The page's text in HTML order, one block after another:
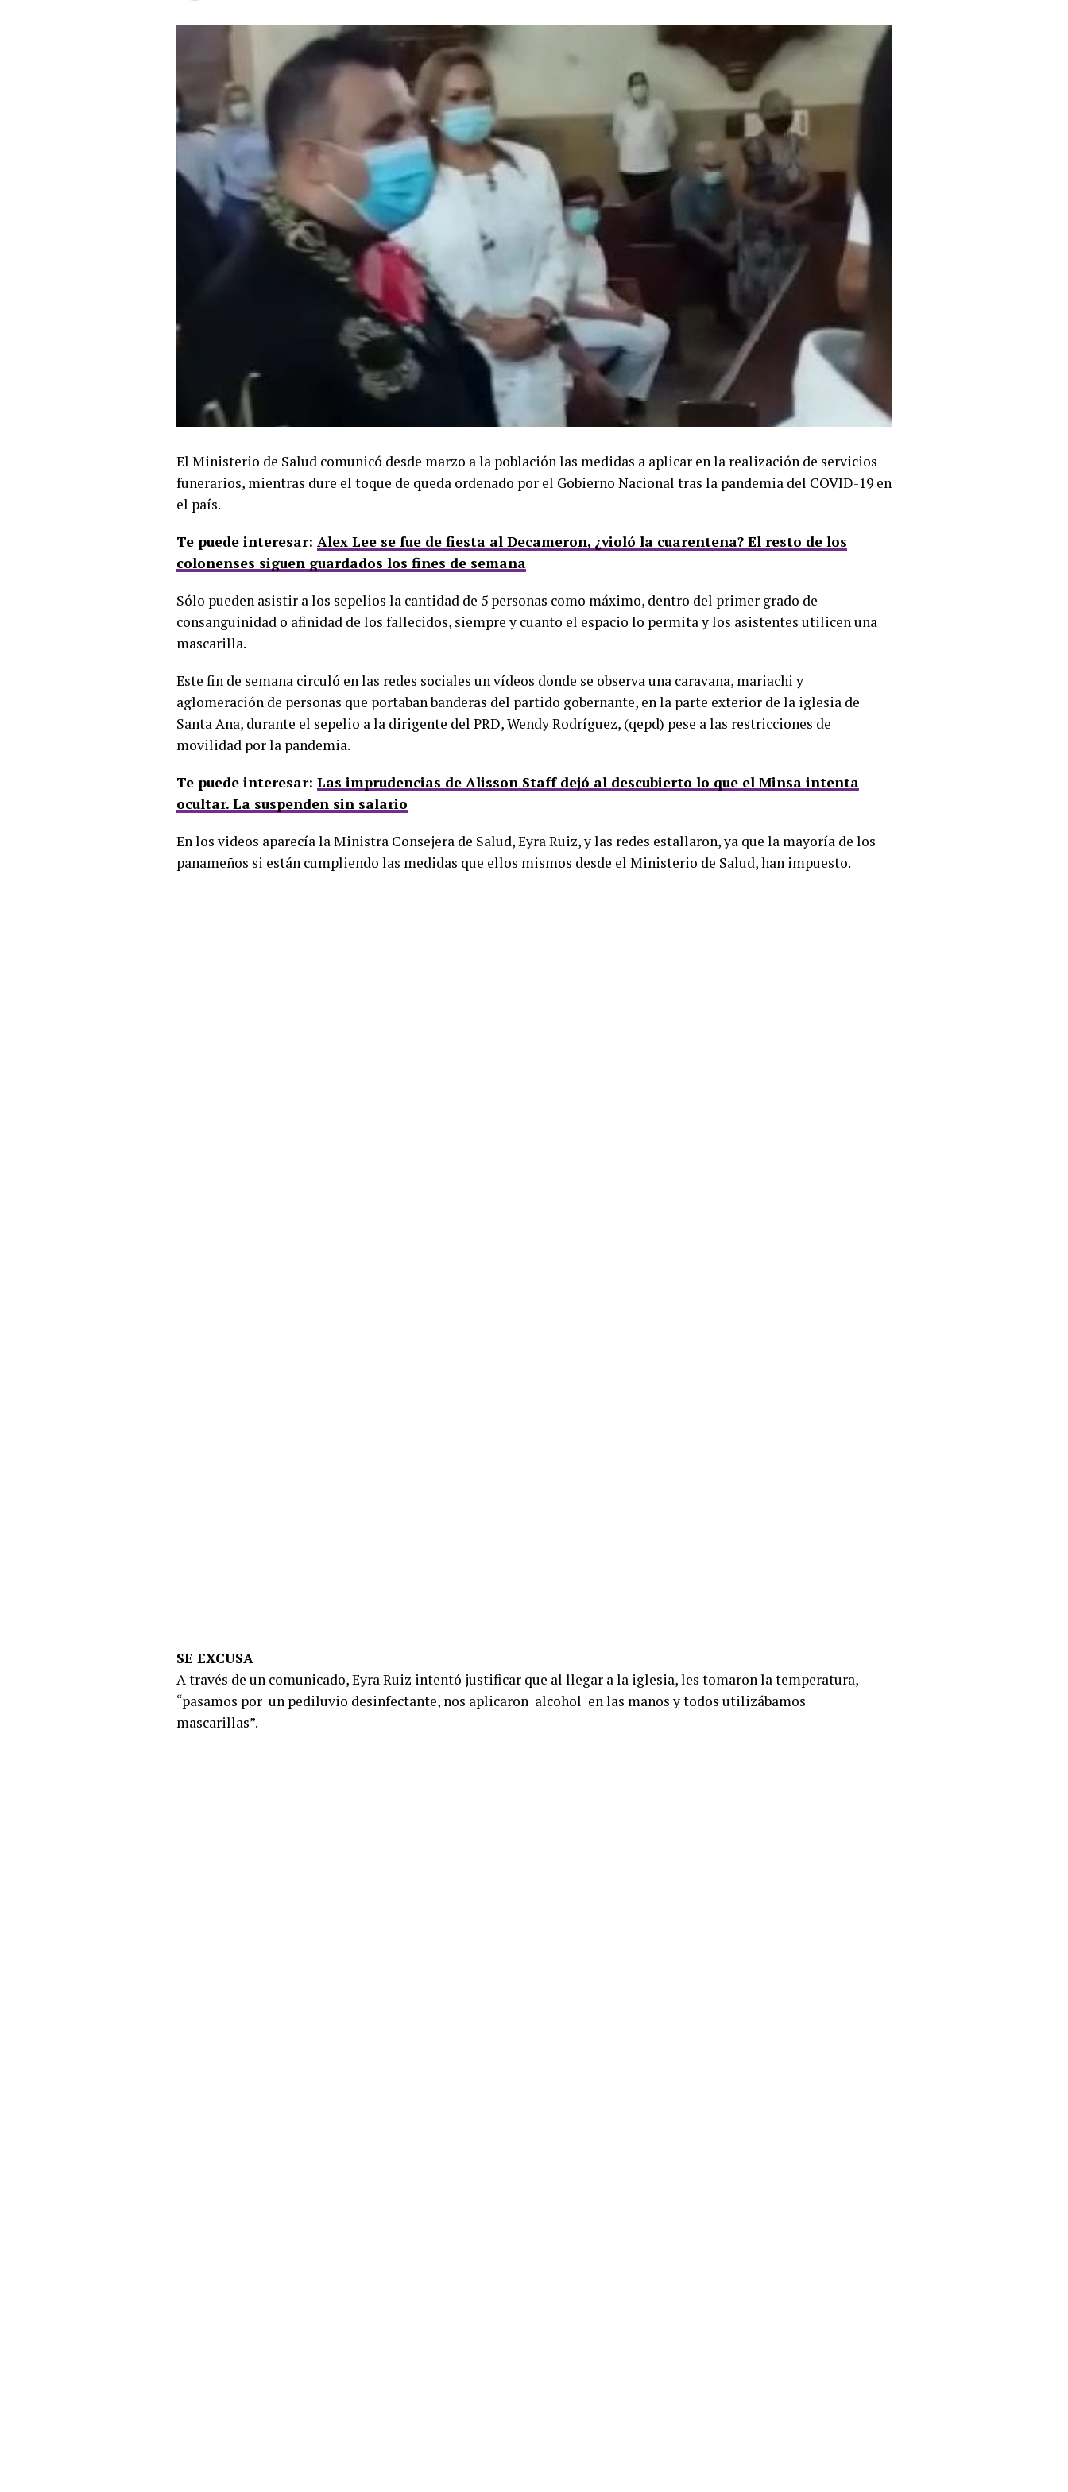
El Ministerio de Salud comunicó desde marzo a la población las medidas a aplicar en la realización de servicios
funerarios, mientras dure el toque de queda ordenado por el Gobierno Nacional tras la pandemia del COVID-19 en
el país.
Te puede interesar: Alex Lee se fue de fiesta al Decameron, ¿violó la cuarentena? El resto de los
colonenses siguen guardados los fines de semana
Sólo pueden asistir a los sepelios la cantidad de 5 personas como máximo, dentro del primer grado de
consanguinidad o afinidad de los fallecidos, siempre y cuanto el espacio lo permita y los asistentes utilicen una
mascarilla.
Este fin de semana circuló en las redes sociales un vídeos donde se observa una caravana, mariachi y
aglomeración de personas que portaban banderas del partido gobernante, en la parte exterior de la iglesia de
Santa Ana, durante el sepelio a la dirigente del PRD, Wendy Rodríguez, (qepd) pese a las restricciones de
movilidad por la pandemia.
Te puede interesar: Las imprudencias de Alisson Staff dejó al descubierto lo que el Minsa intenta
ocultar. La suspenden sin salario
En los videos aparecía la Ministra Consejera de Salud, Eyra Ruiz, y las redes estallaron, ya que la mayoría de los
panameños si están cumpliendo las medidas que ellos mismos desde el Ministerio de Salud, han impuesto.
SE EXCUSA
A través de un comunicado, Eyra Ruiz intentó justificar que al llegar a la iglesia, les tomaron la temperatura,
“pasamos por un pediluvio desinfectante, nos aplicaron alcohol en las manos y todos utilizábamos
mascarillas”.